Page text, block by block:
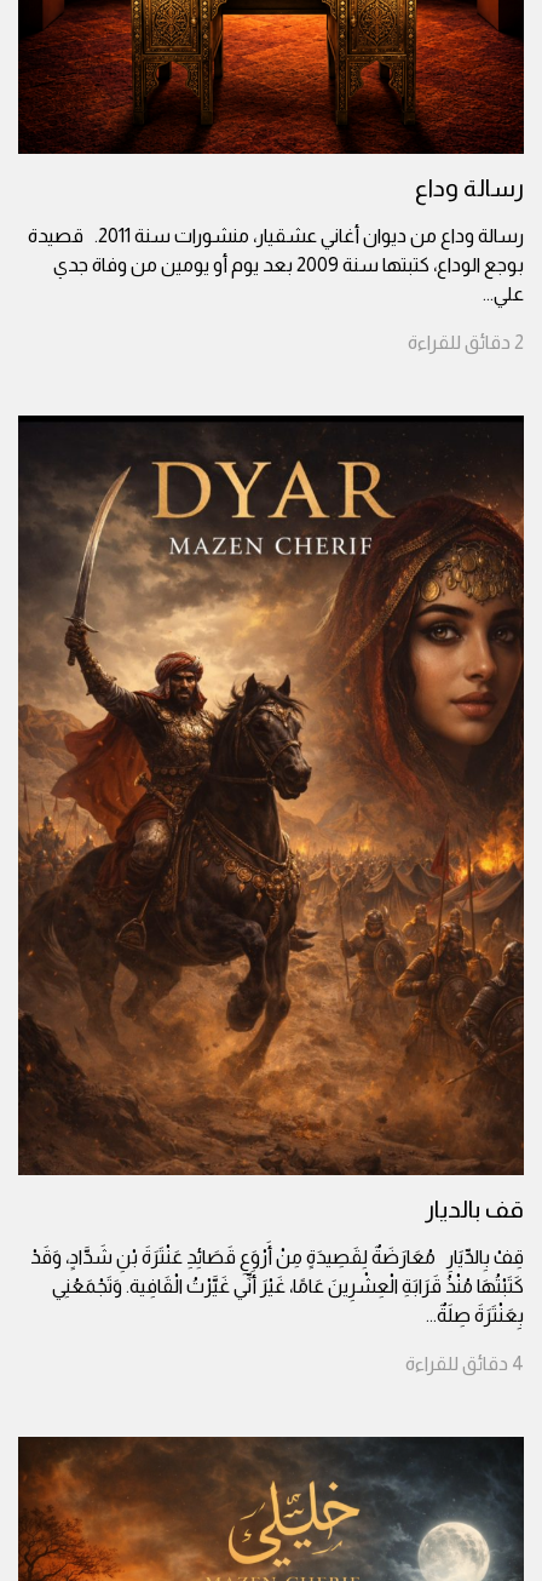
رسالة وداع
رسالة وداع من ديوان أغاني عشقيار، منشورات سنة 2011. قصيدة
بوجع الوداع، كتبتها سنة 2009 بعد يوم أو يومين من وفاة جدي
علي...
2 دقائق للقراءة
قف بالديار
قِفْ بِالدِّيَارِ مُعَارَضَةٌ لِقَصِيدَةٍ مِنْ أَرْوَعِ قَصَائِدِ عَنْتَرَةَ بْنِ شَدَّادٍ، وَقَدْ
كَتَبْتُهَا مُنْذُ قَرَابَةِ الْعِشْرِينَ عَامًا، غَيْرَ أَنِّي غَيَّرْتُ الْقَافِية. وَتَجْمَعُنِي
بِعَنْتَرَةَ صِلَةٌ...
4 دقائق للقراءة